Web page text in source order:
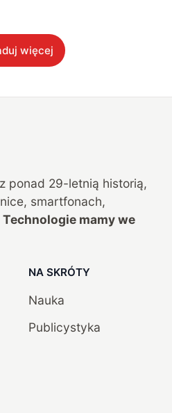
więcej
ponad 29-letnią historią,
smartfonach,
Technologie mamy we
NA SKRÓTY
Nauka
Publicystyka